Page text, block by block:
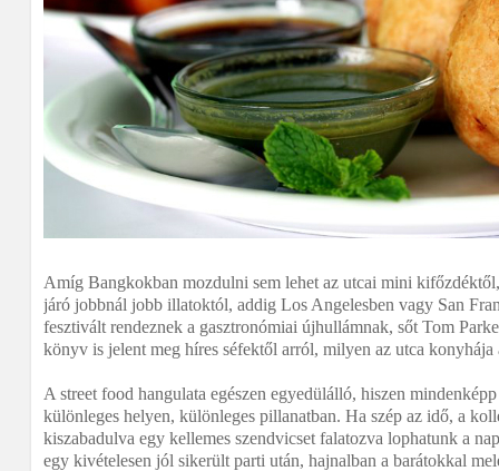
Amíg Bangkokban mozdulni sem lehet az utcai mini
járó jobbnál jobb illatoktól, addig Los Angelesben vagy San
fesztivált rendeznek a gasztronómiai újhullámnak, sőt Tom
könyv is jelent meg híres séfektől arról, milyen az utca konyhája
A street food hangulata egészen egyedülálló, hiszen
különleges helyen, különleges pillanatban. Ha szép az idő, a
kiszabadulva egy kellemes szendvicset falatozva lophatunk a
egy kivételesen jól sikerült parti után, hajnalban a barátokkal